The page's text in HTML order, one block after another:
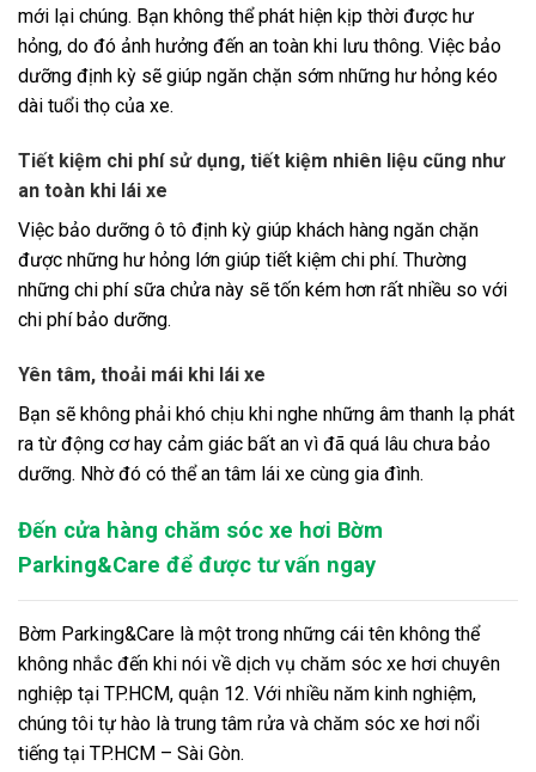
mới lại chúng. Bạn không thể phát hiện kịp thời được hư
hỏng, do đó ảnh hưởng đến an toàn khi lưu thông. Việc bảo
dưỡng định kỳ sẽ giúp ngăn chặn sớm những hư hỏng kéo
dài tuổi thọ của xe.
Tiết kiệm chi phí sử dụng, tiết kiệm nhiên liệu cũng như
an toàn khi lái xe
Việc bảo dưỡng ô tô định kỳ giúp khách hàng ngăn chặn
được những hư hỏng lớn giúp tiết kiệm chi phí. Thường
những chi phí sữa chửa này sẽ tốn kém hơn rất nhiều so với
chi phí bảo dưỡng.
Yên tâm, thoải mái khi lái xe
Bạn sẽ không phải khó chịu khi nghe những âm thanh lạ phát
ra từ động cơ hay cảm giác bất an vì đã quá lâu chưa bảo
dưỡng. Nhờ đó có thể an tâm lái xe cùng gia đình.
Đến cửa hàng chăm sóc xe hơi Bờm
Parking&Care để được tư vấn ngay
Bờm Parking&Care là một trong những cái tên không thể
không nhắc đến khi nói về dịch vụ chăm sóc xe hơi chuyên
nghiệp tại TP.HCM, quận 12. Với nhiều năm kinh nghiệm,
chúng tôi tự hào là trung tâm rửa và chăm sóc xe hơi nổi
tiếng tại TP.HCM – Sài Gòn.